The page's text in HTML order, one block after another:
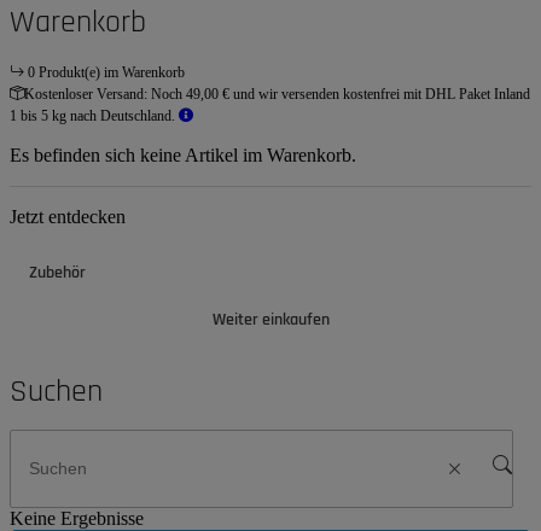
Warenkorb
0 Produkt(e) im Warenkorb
Kostenloser Versand: Noch 49,00 € und wir versenden kostenfrei mit DHL Paket Inland
1 bis 5 kg nach Deutschland.
Es befinden sich keine Artikel im Warenkorb.
Jetzt entdecken
Zubehör
Weiter einkaufen
Suchen
Keine Ergebnisse